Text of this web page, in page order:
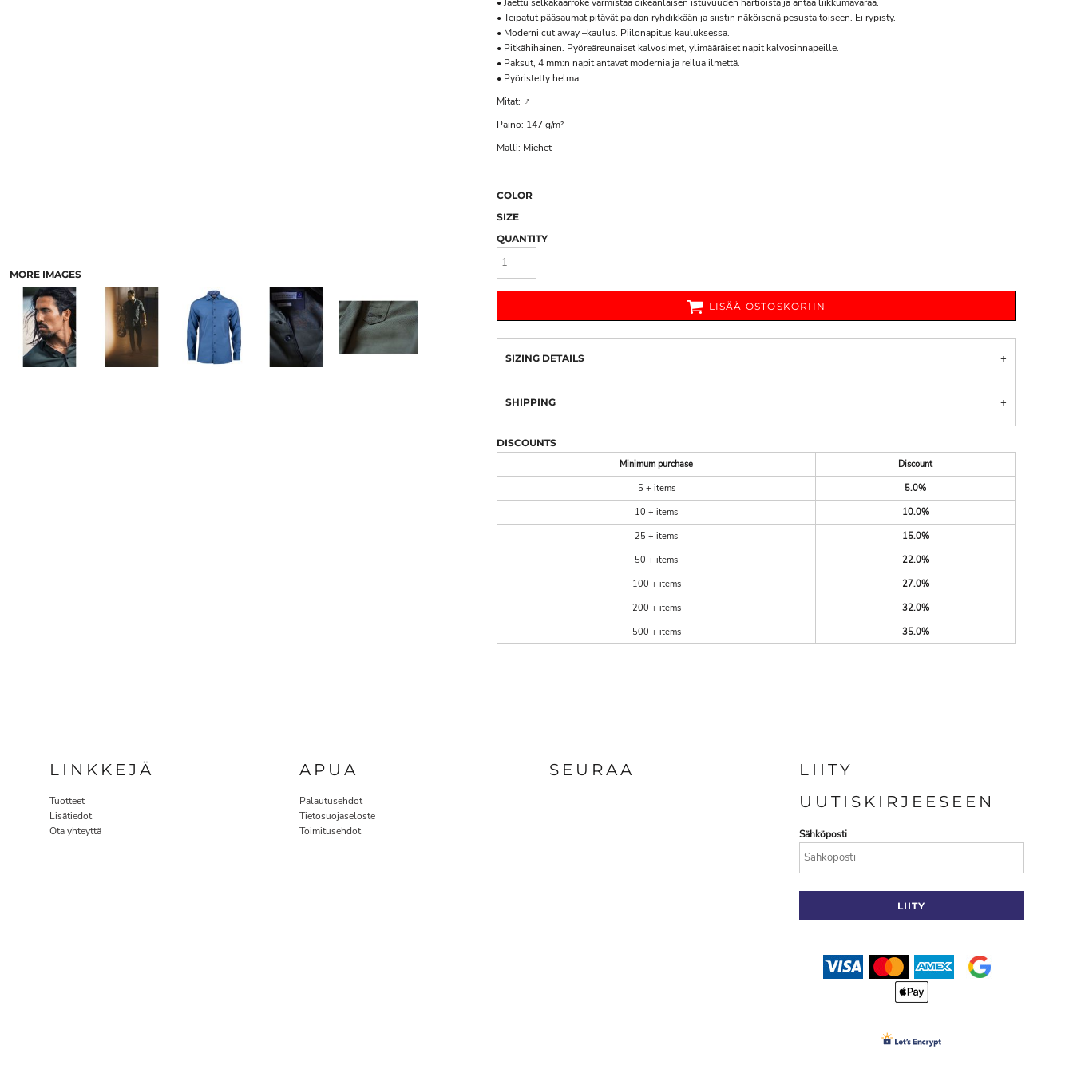
MORE IMAGES
• Teipatut pääsaumat pitävät paidan ryhdikkään ja siistin näköisenä pesusta toiseen. Ei rypisty.
• Moderni cut away –kaulus. Piilonapitus kauluksessa.
• Pitkähihainen. Pyöreäreunaiset kalvosimet, ylimääräiset napit kalvosinnapeille.
• Paksut, 4 mm:n napit antavat modernia ja reilua ilmettä.
• Pyöristetty helma.
Mitat: ♂
Paino: 147 g/m²
Malli: Miehet
COLOR
SIZE
QUANTITY
LISÄÄ OSTOSKORIIN
SIZING DETAILS
SHIPPING
DISCOUNTS
Minimum purchase
Discount
5 + items
5.0%
10 + items
10.0%
25 + items
15.0%
50 + items
22.0%
100 + items
27.0%
200 + items
32.0%
500 + items
35.0%
LINKKEJÄ
Tuotteet
Lisätiedot
Ota yhteyttä
APUA
Palautusehdot
Tietosuojaseloste
Toimitusehdot
SEURAA
LIITY
UUTISKIRJEESEEN
Sähköposti
LIITY